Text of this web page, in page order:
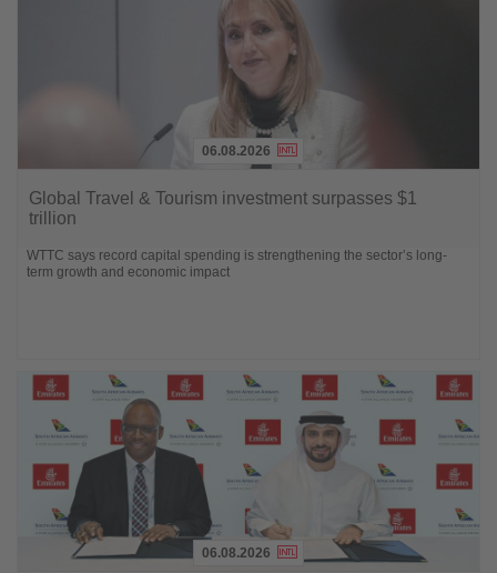
Sie
die
06.08.2026
Global Travel & Tourism investment surpasses $1
trillion
WTTC says record capital spending is strengthening the sector’s long-
term growth and economic impact
06.08.2026